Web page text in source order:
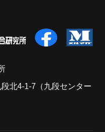
北4-1-7（九段センター